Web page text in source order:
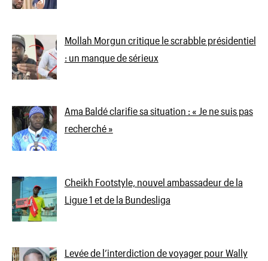
Mollah Morgun critique le scrabble présidentiel
: un manque de sérieux
Ama Baldé clarifie sa situation : « Je ne suis pas
recherché »
Cheikh Footstyle, nouvel ambassadeur de la
Ligue 1 et de la Bundesliga
Levée de l’interdiction de voyager pour Wally